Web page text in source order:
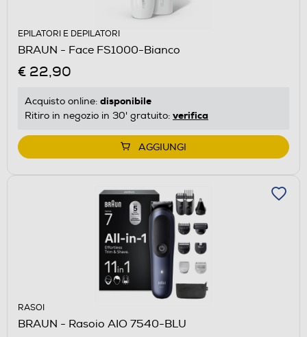
EPILATORI E DEPILATORI
BRAUN - Face FS1000-Bianco
€ 22,90
Acquisto online: disponibile
Ritiro in negozio in 30' gratuito: verifica
AGGIUNGI
RASOI
BRAUN - Rasoio AIO 7540-BLU